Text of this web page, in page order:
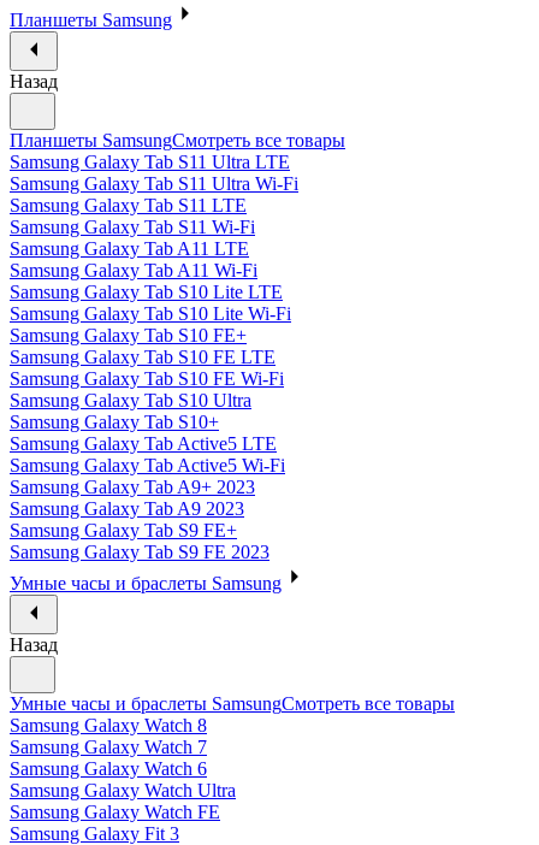
Планшеты Samsung
Назад
Планшеты SamsungСмотреть все товары
Samsung Galaxy Tab S11 Ultra LTE
Samsung Galaxy Tab S11 Ultra Wi-Fi
Samsung Galaxy Tab S11 LTE
Samsung Galaxy Tab S11 Wi-Fi
Samsung Galaxy Tab A11 LTE
Samsung Galaxy Tab A11 Wi-Fi
Samsung Galaxy Tab S10 Lite LTE
Samsung Galaxy Tab S10 Lite Wi-Fi
Samsung Galaxy Tab S10 FE+
Samsung Galaxy Tab S10 FE LTE
Samsung Galaxy Tab S10 FE Wi-Fi
Samsung Galaxy Tab S10 Ultra
Samsung Galaxy Tab S10+
Samsung Galaxy Tab Active5 LTE
Samsung Galaxy Tab Active5 Wi-Fi
Samsung Galaxy Tab A9+ 2023
Samsung Galaxy Tab A9 2023
Samsung Galaxy Tab S9 FE+
Samsung Galaxy Tab S9 FE 2023
Умные часы и браслеты Samsung
Назад
Умные часы и браслеты SamsungСмотреть все товары
Samsung Galaxy Watch 8
Samsung Galaxy Watch 7
Samsung Galaxy Watch 6
Samsung Galaxy Watch Ultra
Samsung Galaxy Watch FE
Samsung Galaxy Fit 3